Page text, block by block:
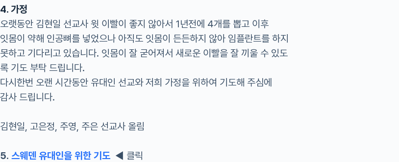
4. 가정
오랫동안 김현일 선교사 윗 이빨이 좋지 않아서 1년전에 4개를 뽑고 이후
잇몸이 약해 인공뼈를 넣었으나 아직도 잇몸이 든든하지 않아 임플란트를 하지
못하고 기다리고 있습니다. 잇몸이 잘 굳어져서 새로운 이빨을 잘 끼울 수 있도
록 기도 부탁 드립니다.
다시한번 오랜 시간동안 유대인 선교와 저희 가정을 위하여 기도해 주심에
감사 드립니다.
김현일, 고은정, 주영, 주은 선교사 올림
5. 스웨덴 유대인을 위한 기도 ◀ 클릭